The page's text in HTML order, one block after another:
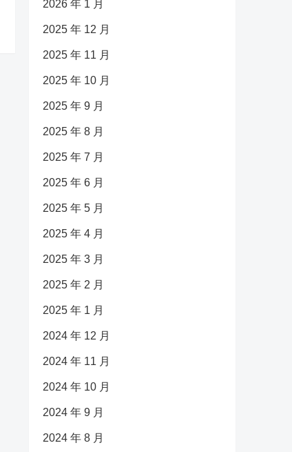
2026 年 1 月
2025 年 12 月
2025 年 11 月
2025 年 10 月
2025 年 9 月
2025 年 8 月
2025 年 7 月
2025 年 6 月
2025 年 5 月
2025 年 4 月
2025 年 3 月
2025 年 2 月
2025 年 1 月
2024 年 12 月
2024 年 11 月
2024 年 10 月
2024 年 9 月
2024 年 8 月